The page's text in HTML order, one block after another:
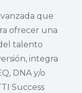
que
ofrecer una
talento
integra
DNA y/o
Success